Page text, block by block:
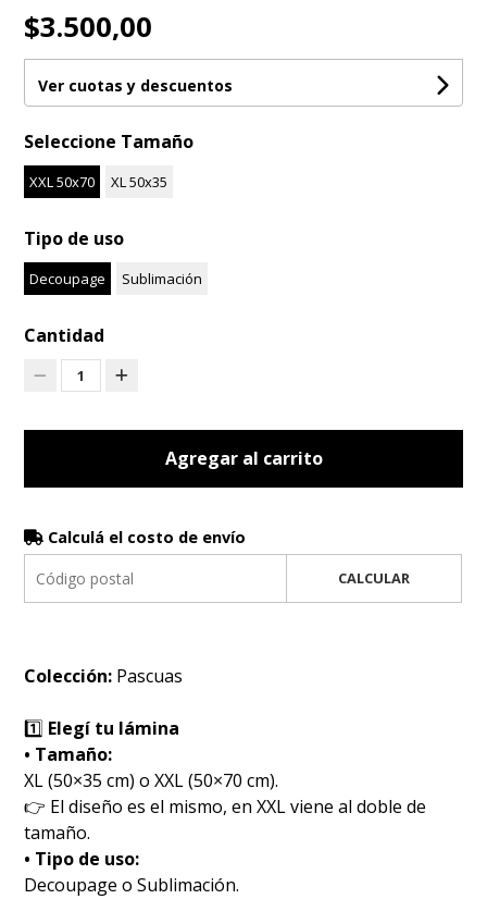
$3.500,00
Ver cuotas y descuentos
Seleccione Tamaño
XXL 50x70 XL 50x35
Tipo de uso
Decoupage Sublimación
Cantidad
1
Agregar al carrito
Calculá el costo de envío
CALCULAR
Colección: Pascuas
1️⃣ Elegí tu lámina
• Tamaño:
XL (50×35 cm) o XXL (50×70 cm).
👉 El diseño es el mismo, en XXL viene al doble de
tamaño.
• Tipo de uso:
Decoupage o Sublimación.